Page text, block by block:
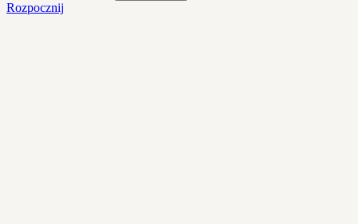
Rozpocznij